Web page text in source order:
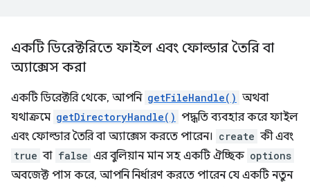
একটি ডিরেক্টরিতে ফাইল এবং ফোল্ডার তৈরি বা
অ্যাক্সেস করা
একটি ডিরেক্টরি থেকে, আপনি getFileHandle() অথবা
যথাক্রমে getDirectoryHandle() পদ্ধতি ব্যবহার করে ফাইল
এবং ফোল্ডার তৈরি বা অ্যাক্সেস করতে পারেন। create কী এবং
true বা false এর বুলিয়ান মান সহ একটি ঐচ্ছিক options
অবজেক্ট পাস করে, আপনি নির্ধারণ করতে পারেন যে একটি নতুন